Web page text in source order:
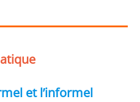
et l’informel